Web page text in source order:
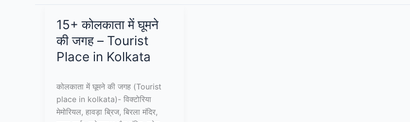
15+ कोलकाता में घूमने
की जगह – Tourist
Place in Kolkata
कोलकाता में घूमने की जगह (Tourist
place in kolkata)- विक्टोरिया
मेमोरियल, हावड़ा ब्रिज, बिरला मंदिर,